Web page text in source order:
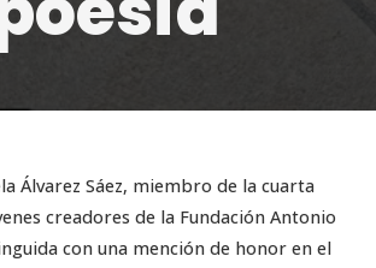
Álvarez Sáez, miembro de la cuarta
creadores de la Fundación Antonio
con una mención de honor en el